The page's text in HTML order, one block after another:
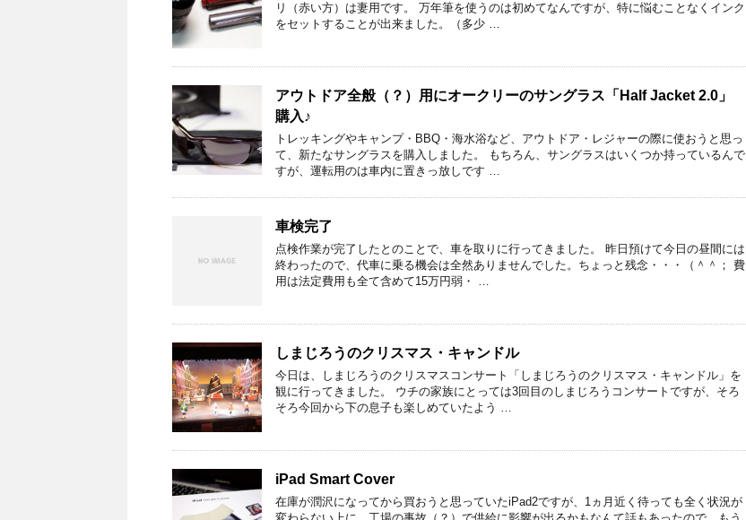
リ（赤い方）は妻用です。 万年筆を使うのは初めてなんですが、特に悩むことなくインク
をセットすることが出来ました。（多少 …
アウトドア全般（？）用にオークリーのサングラス「Half Jacket 2.0」
購入♪
トレッキングやキャンプ・BBQ・海水浴など、アウトドア・レジャーの際に使おうと思っ
て、新たなサングラスを購入しました。 もちろん、サングラスはいくつか持っているんで
すが、運転用のは車内に置きっ放しです …
車検完了
点検作業が完了したとのことで、車を取りに行ってきました。 昨日預けて今日の昼間には
終わったので、代車に乗る機会は全然ありませんでした。ちょっと残念・・・（＾＾； 費
用は法定費用も全て含めて15万円弱・ …
しまじろうのクリスマス・キャンドル
今日は、しまじろうのクリスマスコンサート「しまじろうのクリスマス・キャンドル」を
観に行ってきました。 ウチの家族にとっては3回目のしまじろうコンサートですが、そろ
そろ今回から下の息子も楽しめていたよう …
iPad Smart Cover
在庫が潤沢になってから買おうと思っていたiPad2ですが、1ヵ月近く待っても全く状況が